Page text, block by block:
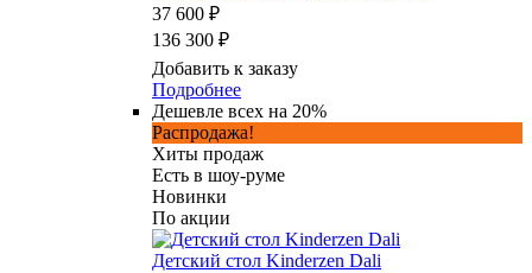
37 600 ₽
136 300 ₽
Добавить к заказу
Подробнее
Дешевле всех на 20%
Распродажа!
Хиты продаж
Есть в шоу-руме
Новинки
По акции
Детский стол Kinderzen Dali